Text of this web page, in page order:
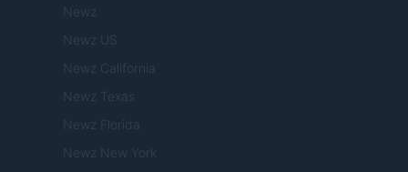
Newz
Newz US
Newz California
Newz Texas
Newz Florida
Newz New York